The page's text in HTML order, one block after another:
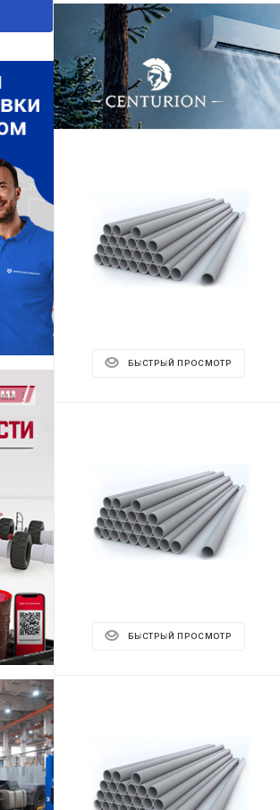
БЫСТРЫЙ ПРОСМОТР
БЫСТРЫЙ ПРОСМОТР
⋮